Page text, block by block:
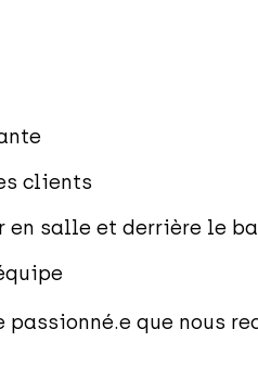
clients
en salle et derrière le
que nous